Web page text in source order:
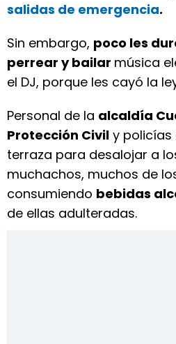
salidas de emergencia.
Sin embargo, poco les
perrear y bailar música
el DJ, porque les cayó la
Personal de la alcaldía
Protección Civil y policías
terraza para desalojar a
muchachos, muchos de
consumiendo bebidas
de ellas adulteradas.